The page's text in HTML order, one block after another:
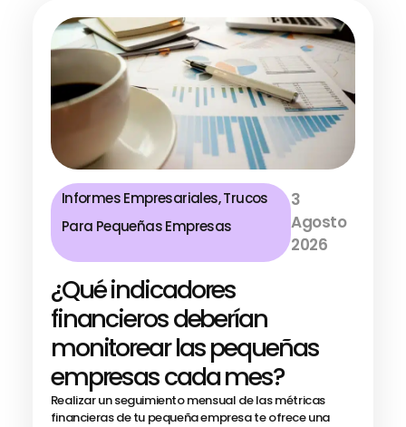
Informes Empresariales,Trucos
Para Pequeñas Empresas
3
Agosto
2026
¿Qué indicadores
financieros deberían
monitorear las pequeñas
empresas cada mes?
Realizar un seguimiento mensual de las métricas
financieras de tu pequeña empresa te ofrece una